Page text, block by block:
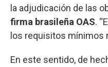
la adjudicación de las
firma brasileña OAS.
los requisitos mínimos
En este sentido, de